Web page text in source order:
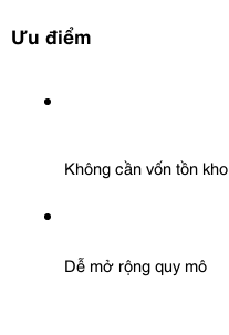
Ưu điểm
Không cần vốn tồn kho
Dễ mở rộng quy mô